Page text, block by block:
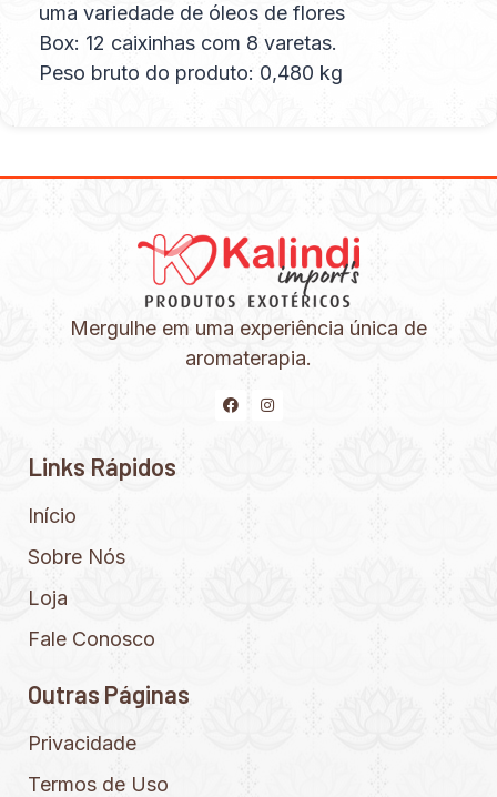
uma variedade de óleos de flores
Box: 12 caixinhas com 8 varetas.
Peso bruto do produto: 0,480 kg
Mergulhe em uma experiência única de
aromaterapia.
Links Rápidos
Início
Sobre Nós
Loja
Fale Conosco
Outras Páginas
Privacidade
Termos de Uso